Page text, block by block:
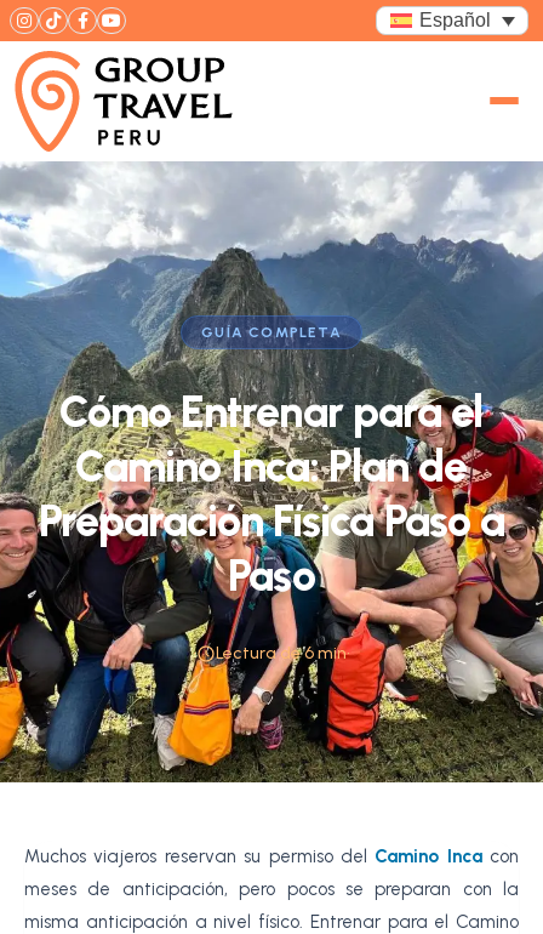
Español
GUÍA COMPLETA
Cómo Entrenar para el
Camino Inca: Plan de
Preparación Física Paso a
Paso
• Lectura de 6 min•
Muchos viajeros reservan su permiso del Camino Incacon
meses de anticipación, pero pocos se preparan con la
misma anticipación a nivel físico. Entrenar para el Camino